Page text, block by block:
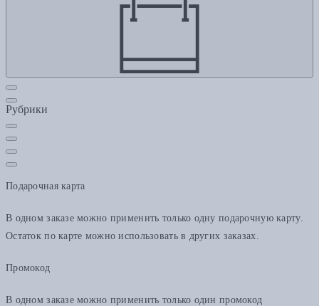
Рубрики
Подарочная карта
В одном заказе можно применить только одну подарочную карту.
Остаток по карте можно использовать в других заказах.
Промокод
В одном заказе можно применить только один промокод